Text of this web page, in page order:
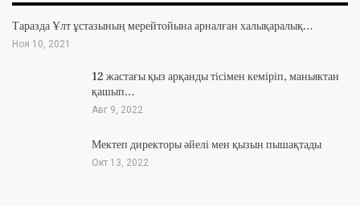
Таразда Ұлт ұстазының мерейтойына арналған халықаралық…
Ноя 10, 2021
12 жастағы қыз арқанды тісімен кеміріп, маньяктан
қашып…
Авг 9, 2022
Мектеп директоры әйелі мен қызын пышақтады
Окт 13, 2022